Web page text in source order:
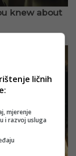
ličnih
mjerenje
i razvoj usluga